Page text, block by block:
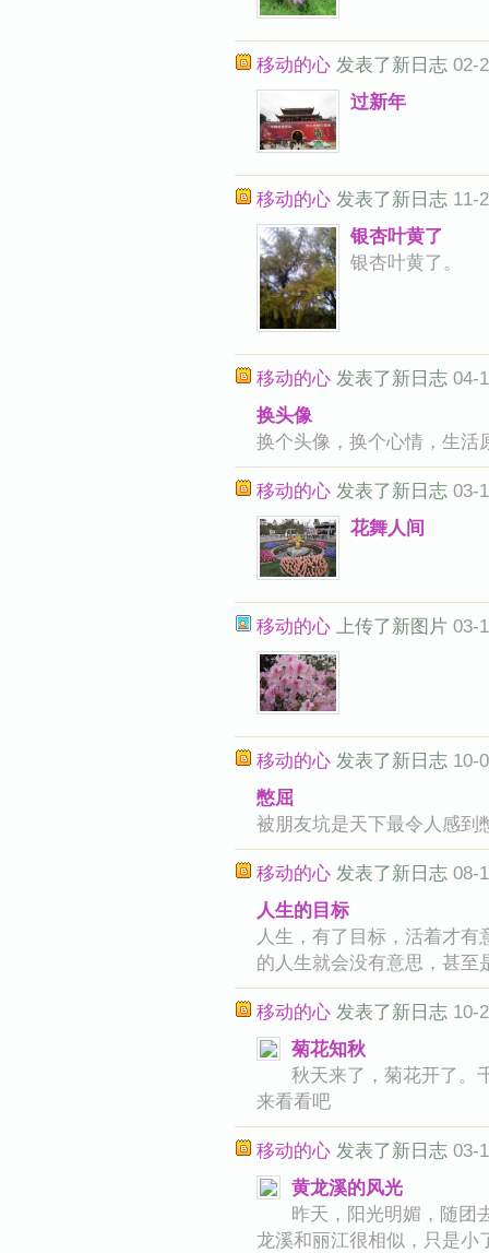
移动的心 发表了新日志 02-
过新年
移动的心 发表了新日志 11-
银杏叶黄了
银杏叶黄了。
移动的心 发表了新日志 04-
换头像
换个头像，换个心情，生活
移动的心 发表了新日志 03-
花舞人间
移动的心 上传了新图片 03-
移动的心 发表了新日志 10-
憋屈
被朋友坑是天下最令人感到
移动的心 发表了新日志 08-
人生的目标
人生，有了目标，活着才
的人生就会没有意思，甚至
移动的心 发表了新日志 10-
菊花知秋
秋天来了，菊花开了。
来看看吧
移动的心 发表了新日志 03-
黄龙溪的风光
昨天，阳光明媚，随团
龙溪和丽江很相似，只是小